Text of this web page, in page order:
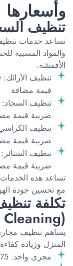
وأسعارها
تنظيف
تساعد خدمات
والمواد المسببة
الأقمشة.
قيمة مضافة
ضريبة قيمة
ضريبة قيمة
ضريبة قيمة
تساعد هذه
مع تحسين جودة
تكلفة
(AC Duct Cleaning)
يساهم تنظيف
المنزل وزيادة
مجرى واحد: 275 درهمًا إماراتيًا